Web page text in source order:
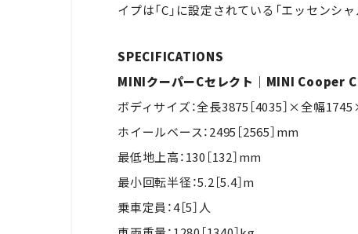
イプは「C」に設定されている「エッセンシ
SPECIFICATIONS
MINIクーパーCセレクト｜MINI Cooper
ボディサイズ：全長3875［4035］×全幅
ホイールベース：2495［2565］mm
最低地上高：130［132］mm
最小回転半径：5.2［5.4］m
乗車定員：4［5］人